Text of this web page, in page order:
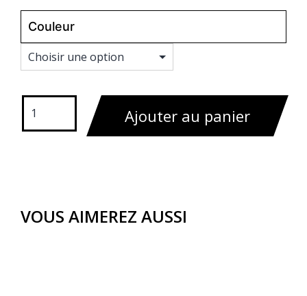
Couleur
Ajouter au panier
VOUS AIMEREZ AUSSI